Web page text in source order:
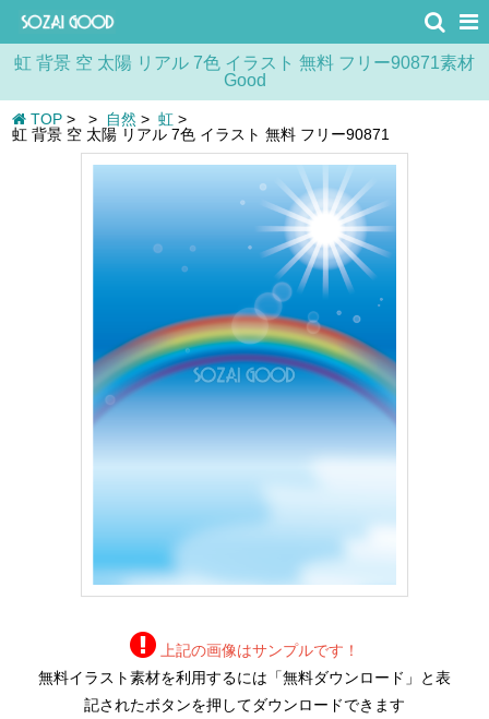
虹 背景 空 太陽 リアル 7色 イラスト 無料 フリー90871素材
Good
TOP > > 自然 > 虹 >
虹 背景 空 太陽 リアル 7色 イラスト 無料 フリー90871
上記の画像はサンプルです！
無料イラスト素材を利用するには「無料ダウンロード」と表
記されたボタンを押してダウンロードできます